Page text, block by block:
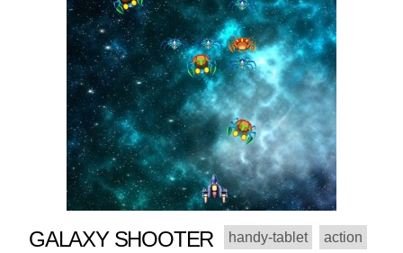
GALAXY SHOOTER handy-tablet action